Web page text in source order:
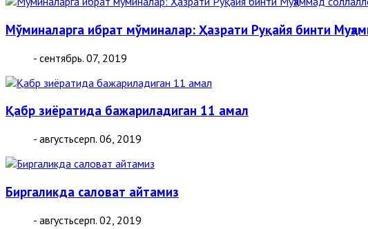
Мўминаларга ибрат мўминалар: Ҳазрати Руқайя бинти
- сентябрь. 07, 2019
Қабр зиёратида бажариладиган 11 амал
- августьсерп. 06, 2019
Биргаликда саловат айтамиз
- августьсерп. 02, 2019